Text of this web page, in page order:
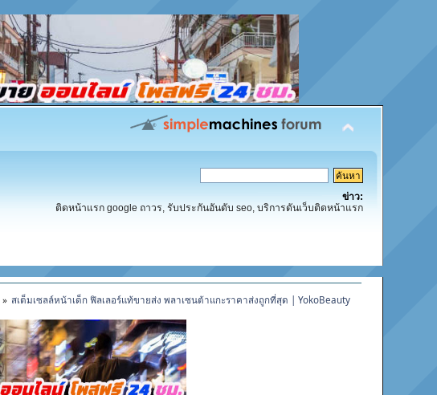
ข่าว:
ติดหน้าแรก google ถาวร, รับประกันอันดับ seo, บริการดันเว็บติดหน้าแรก
» สเต็มเซลล์หน้าเด็ก ฟิลเลอร์แท้ขายส่ง พลาเซนต้าแกะราคาส่งถูกที่สุด | YokoBeauty